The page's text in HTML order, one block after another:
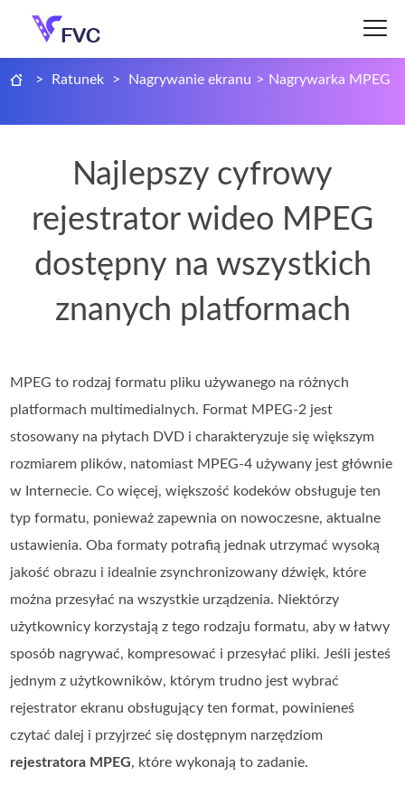
> Ratunek > Nagrywanie ekranu > Nagrywarka MPEG
Najlepszy cyfrowy
rejestrator wideo MPEG
dostępny na wszystkich
znanych platformach
MPEG to rodzaj formatu pliku używanego na różnych
platformach multimedialnych. Format MPEG‑2 jest
stosowany na płytach DVD i charakteryzuje się większym
rozmiarem plików, natomiast MPEG‑4 używany jest głównie
w Internecie. Co więcej, większość kodeków obsługuje ten
typ formatu, ponieważ zapewnia on nowoczesne, aktualne
ustawienia. Oba formaty potrafią jednak utrzymać wysoką
jakość obrazu i idealnie zsynchronizowany dźwięk, które
można przesyłać na wszystkie urządzenia. Niektórzy
użytkownicy korzystają z tego rodzaju formatu, aby w łatwy
sposób nagrywać, kompresować i przesyłać pliki. Jeśli jesteś
jednym z użytkowników, którym trudno jest wybrać
rejestrator ekranu obsługujący ten format, powinieneś
czytać dalej i przyjrzeć się dostępnym narzędziom
rejestratora MPEG, które wykonają to zadanie.